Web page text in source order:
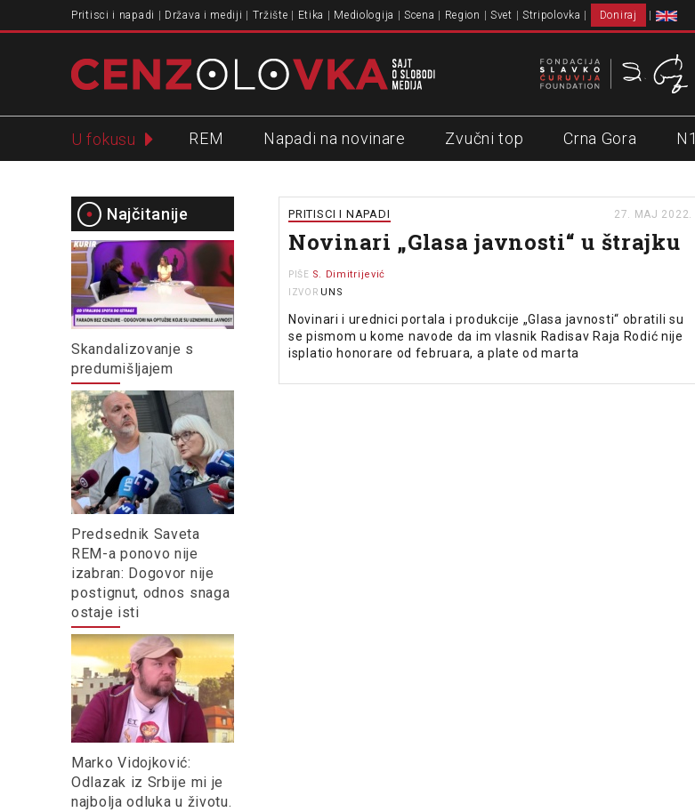
Pritisci i napadi Država i mediji Tržište Etika Mediologija Scena Region Svet Stripolovka Doniraj
U fokusu REM Napadi na novinare Zvučni top Crna Gora N1
Najčitanije
Skandalizovanje s
predumišljajem
Predsednik Saveta
REM-a ponovo nije
izabran: Dogovor nije
postignut, odnos snaga
ostaje isti
Marko Vidojković:
Odlazak iz Srbije mi je
najbolja odluka u životu.
PRITISCI I NAPADI 27. MAJ 2022.
Novinari „Glasa javnosti“ u štrajku
PIŠE S. Dimitrijević
IZVOR UNS
Novinari i urednici portala i produkcije „Glasa javnosti“ obratili su
se pismom u kome navode da im vlasnik Radisav Raja Rodić nije
isplatio honorare od februara, a plate od marta